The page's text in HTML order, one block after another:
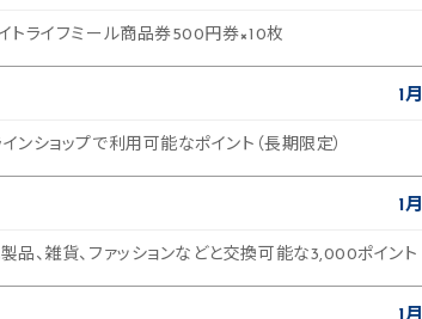
トライフミール商品券500円券×10枚
1月
ンショップで利用可能なポイント（長期限定）
1月
品、雑貨、ファッションなどと交換可能な3,000ポイント